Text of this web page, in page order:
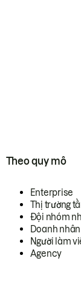
Theo quy mô
Enterprise
Thị trường
Đội nhóm
Doanh
Người làm
Agency